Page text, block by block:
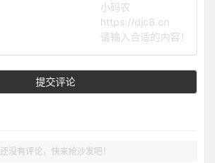
小码农
https://djc8.cn
请输入合适的内容！
提交评论
还没有评论，快来抢沙发吧！